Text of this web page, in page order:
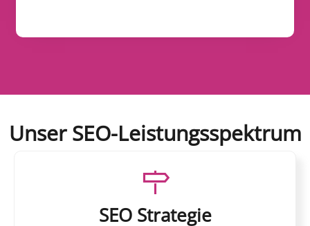
Unser SEO-Leistungsspektrum
SEO Strategie